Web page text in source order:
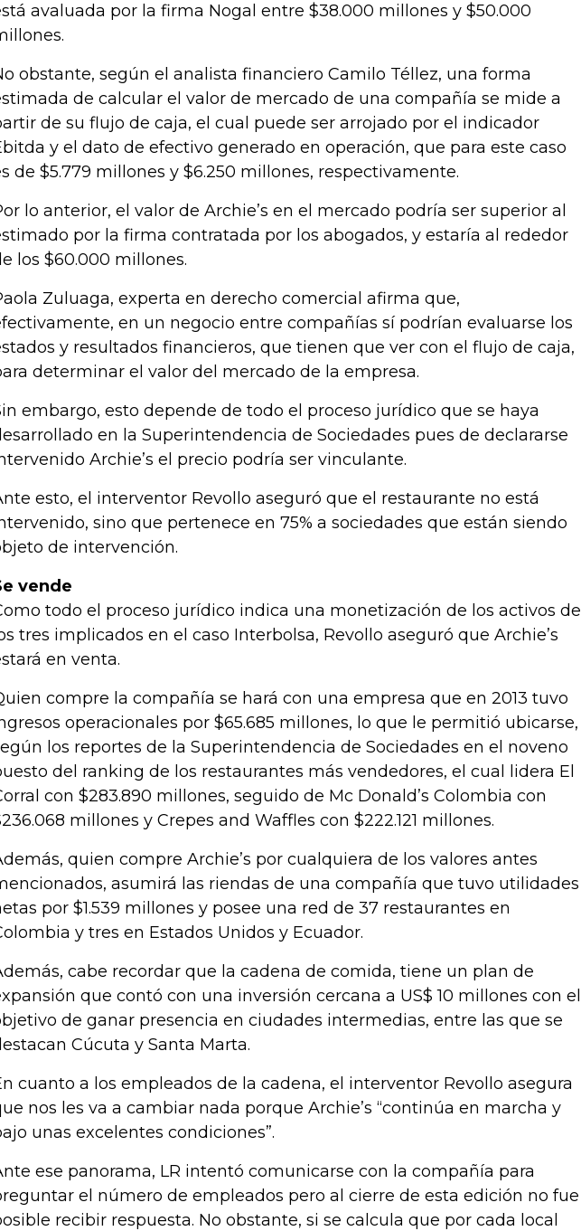
avaluada por la firma Nogal entre $38.000 millones y $50.000
obstante, según el analista financiero Camilo Téllez, una forma
de calcular el valor de mercado de una compañía se mide a
de su flujo de caja, el cual puede ser arrojado por el indicador
y el dato de efectivo generado en operación, que para este caso
de $5.779 millones y $6.250 millones, respectivamente.
lo anterior, el valor de Archie’s en el mercado podría ser superior al
por la firma contratada por los abogados, y estaría al rededor
los $60.000 millones.
Zuluaga, experta en derecho comercial afirma que,
en un negocio entre compañías sí podrían evaluarse los
y resultados financieros, que tienen que ver con el flujo de caja,
determinar el valor del mercado de la empresa.
embargo, esto depende de todo el proceso jurídico que se haya
en la Superintendencia de Sociedades pues de declararse
Archie’s el precio podría ser vinculante.
esto, el interventor Revollo aseguró que el restaurante no está
sino que pertenece en 75% a sociedades que están siendo
de intervención.
vende
todo el proceso jurídico indica una monetización de los activos de
tres implicados en el caso Interbolsa, Revollo aseguró que Archie’s
en venta.
compre la compañía se hará con una empresa que en 2013 tuvo
operacionales por $65.685 millones, lo que le permitió ubicarse,
los reportes de la Superintendencia de Sociedades en el noveno
del ranking de los restaurantes más vendedores, el cual lidera El
con $283.890 millones, seguido de Mc Donald’s Colombia con
millones y Crepes and Waffles con $222.121 millones.
quien compre Archie’s por cualquiera de los valores antes
asumirá las riendas de una compañía que tuvo utilidades
por $1.539 millones y posee una red de 37 restaurantes en
y tres en Estados Unidos y Ecuador.
cabe recordar que la cadena de comida, tiene un plan de
que contó con una inversión cercana a US$ 10 millones con el
de ganar presencia en ciudades intermedias, entre las que se
Cúcuta y Santa Marta.
cuanto a los empleados de la cadena, el interventor Revollo asegura
nos les va a cambiar nada porque Archie’s “continúa en marcha y
unas excelentes condiciones”.
ese panorama, LR intentó comunicarse con la compañía para
el número de empleados pero al cierre de esta edición no fue
recibir respuesta. No obstante, si se calcula que por cada local